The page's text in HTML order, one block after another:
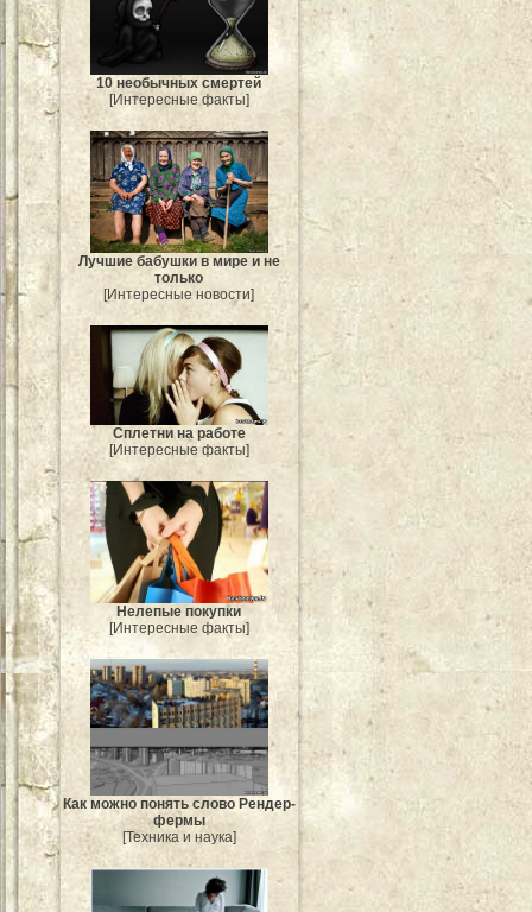
10 необычных смертей
[Интересные факты]
Лучшие бабушки в мире и не
только
[Интересные новости]
Сплетни на работе
[Интересные факты]
Нелепые покупки
[Интересные факты]
Как можно понять слово Рендер-
фермы
[Техника и наука]